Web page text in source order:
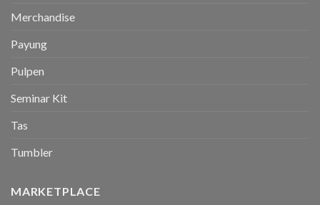
Merchandise
Payung
Pulpen
Seminar Kit
Tas
Tumbler
MARKETPLACE